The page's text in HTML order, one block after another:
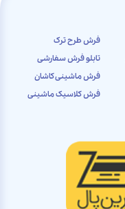
فرش طرح ترک
تابلو فرش سفارشی
فرش ماشینی کاشان
فرش کلاسیک ماشینی